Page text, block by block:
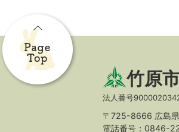
竹原
法人番号
〒725-8666 広島
電話番号：0846-